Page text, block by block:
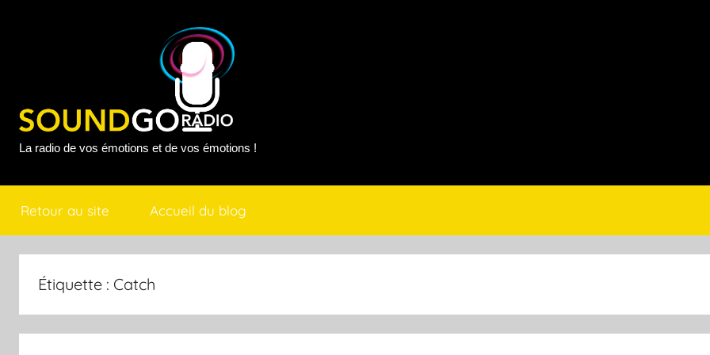
Sound
Go
Radio
La radio de vos émotions et de vos émotions !
Retour au site Accueil du blog
Étiquette : Catch